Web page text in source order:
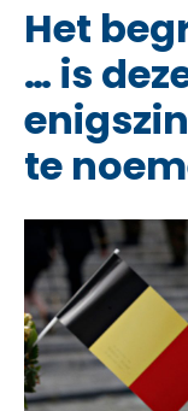
Het
… is
te